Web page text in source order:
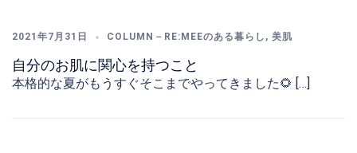
2021年7月31日 COLUMN－RE:MEEのある暮らし , 美肌
自分のお肌に関心を持つこと
本格的な夏がもうすぐそこまでやってきました🌻 […]